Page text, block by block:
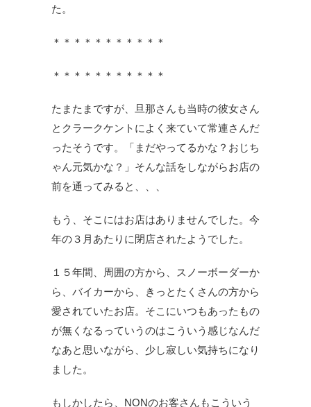
た。
＊＊＊＊＊＊＊＊＊＊＊
＊＊＊＊＊＊＊＊＊＊＊
たまたまですが、旦那さんも当時の彼女さん
とクラークケントによく来ていて常連さんだ
ったそうです。「まだやってるかな？おじち
ゃん元気かな？」そんな話をしながらお店の
前を通ってみると、、、
もう、そこにはお店はありませんでした。今
年の３月あたりに閉店されたようでした。
１５年間、周囲の方から、スノーボーダーか
ら、バイカーから、きっとたくさんの方から
愛されていたお店。そこにいつもあったもの
が無くなるっていうのはこういう感じなんだ
なあと思いながら、少し寂しい気持ちになり
ました。
もしかしたら、NONのお客さんもこういう